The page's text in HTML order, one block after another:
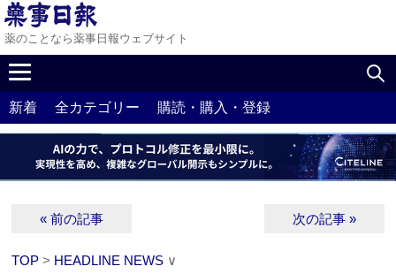
薬のことなら薬事日報ウェブサイト
新着 全カテゴリー 購読・購入・登録
« 前の記事 次の記事 »
TOP > HEADLINE NEWS ∨